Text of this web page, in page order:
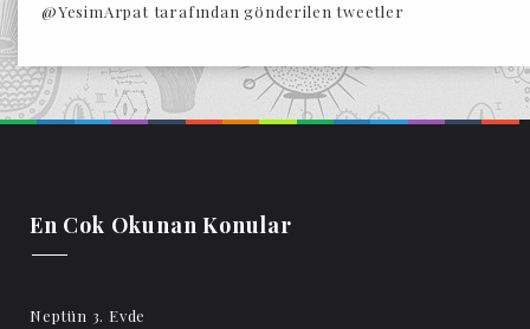
@YesimArpat tarafından gönderilen tweetler
En Cok Okunan Konular
Neptün 3. Evde